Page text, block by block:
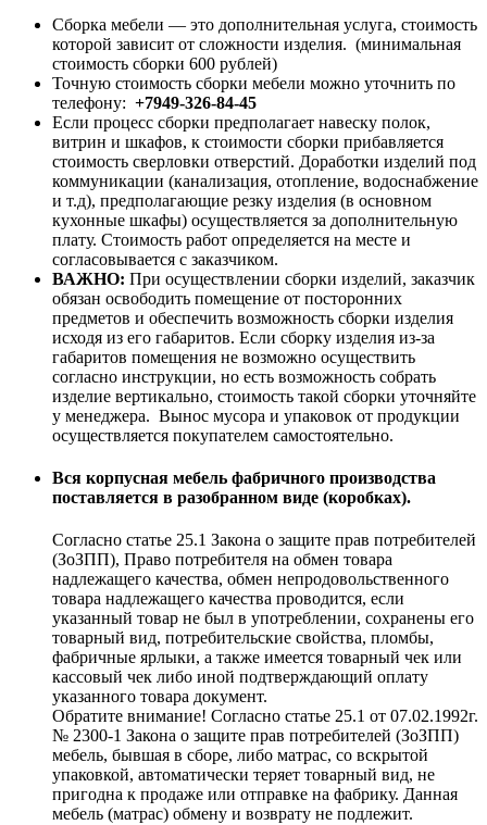
Сборка мебели — это дополнительная услуга, стоимость
которой зависит от сложности изделия. (минимальная
стоимость сборки 600 рублей)
Точную стоимость сборки мебели можно уточнить по
телефону: +7949-326-84-45
Если процесс сборки предполагает навеску полок,
витрин и шкафов, к стоимости сборки прибавляется
стоимость сверловки отверстий. Доработки изделий под
коммуникации (канализация, отопление, водоснабжение
и т.д), предполагающие резку изделия (в основном
кухонные шкафы) осуществляется за дополнительную
плату. Стоимость работ определяется на месте и
согласовывается с заказчиком.
ВАЖНО: При осуществлении сборки изделий, заказчик
обязан освободить помещение от посторонних
предметов и обеспечить возможность сборки изделия
исходя из его габаритов. Если сборку изделия из-за
габаритов помещения не возможно осуществить
согласно инструкции, но есть возможность собрать
изделие вертикально, стоимость такой сборки уточняйте
у менеджера. Вынос мусора и упаковок от продукции
осуществляется покупателем самостоятельно.
Вся корпусная мебель фабричного производства
поставляется в разобранном виде (коробках).
Согласно статье 25.1 Закона о защите прав потребителей
(ЗоЗПП), Право потребителя на обмен товара
надлежащего качества, обмен непродовольственного
товара надлежащего качества проводится, если
указанный товар не был в употреблении, сохранены его
товарный вид, потребительские свойства, пломбы,
фабричные ярлыки, а также имеется товарный чек или
кассовый чек либо иной подтверждающий оплату
указанного товара документ.
Обратите внимание! Согласно статье 25.1 от 07.02.1992г.
№ 2300-1 Закона о защите прав потребителей (ЗоЗПП)
мебель, бывшая в сборе, либо матрас, со вскрытой
упаковкой, автоматически теряет товарный вид, не
пригодна к продаже или отправке на фабрику. Данная
мебель (матрас) обмену и возврату не подлежит.